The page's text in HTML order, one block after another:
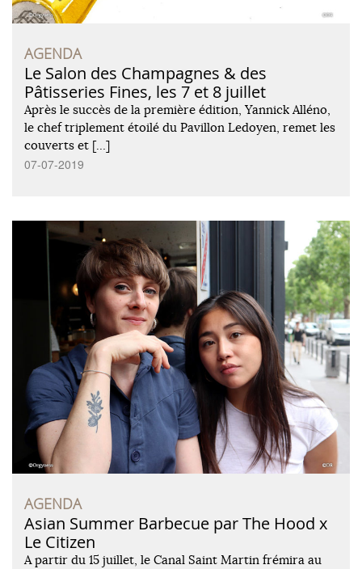
AGENDA
Le Salon des Champagnes & des
Pâtisseries Fines, les 7 et 8 juillet
Après le succès de la première édition, Yannick Alléno,
le chef triplement étoilé du Pavillon Ledoyen, remet les
couverts et […]
07-07-2019
AGENDA
Asian Summer Barbecue par The Hood x
Le Citizen
A partir du 15 juillet, le Canal Saint Martin frémira au